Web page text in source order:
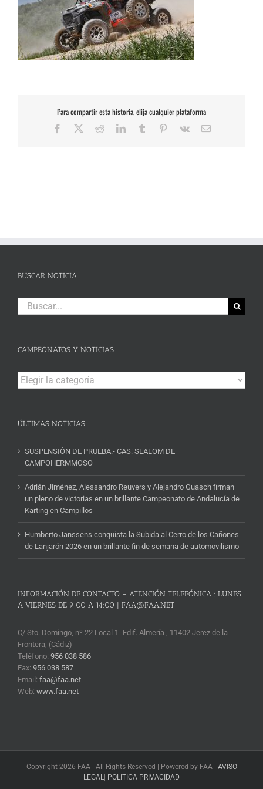
Para compartir esta historia, elija cualquier plataforma
Facebook RedditLinkedInTumblr Pinterest
Vk
Correo
BUSCAR NOTICIA
Buscar:
CAMPEONATOS Y NOTICIAS
Campeonatos
y
ÚLTIMAS NOTICIAS
SUSPENSIÓN DE PRUEBA.- CAS: SLALOM DE
CAMPOHERMMOSO
Adrián Jiménez, Alessandro Reuvers y Alejandro Guasch firman
un pleno de victorias en un brillante Campeonato de Andalucía de
Karting en Campillos
Humberto Janssens conquista la Subida al Cerro de los Cañones
de Lanjarón 2026 en un brillante fin de semana de automovilismo
INFORMACIÓN DE CONTACTO – ATENCIÓN TELEFÓNICA : LUNES
A VIERNES DE 9:00 A 14:00 | FAA@FAA.NET
C/ Sto. Domingo, nº 22 Local 1- Edif. Almería , 11402 Jerez de la
Frontera, (Cádiz)
Teléfono: 956 038 586
Fax: 956 038 587
Email: faa@faa.net
Web: www.faa.net
Copyright 2026 FAA | All Rights Reserved | Powered by FAA | AVISO
LEGAL | POLITICA PRIVACIDAD